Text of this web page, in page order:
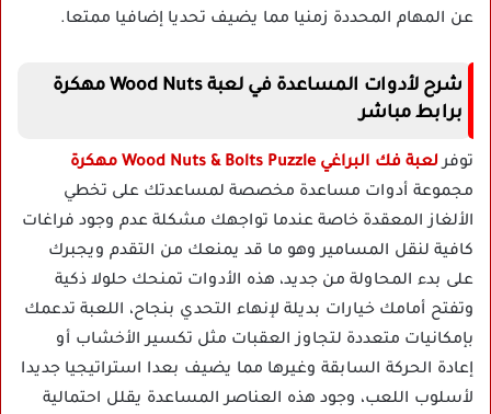
عن المهام المحددة زمنيا مما يضيف تحديا إضافيا ممتعا.
شرح لأدوات المساعدة في لعبة Wood Nuts مهكرة
برابط مباشر
توفرلعبة فك البراغي Wood Nuts & Bolts Puzzle مهكرة
مجموعة أدوات مساعدة مخصصة لمساعدتك على تخطي
الألغاز المعقدة خاصة عندما تواجهك مشكلة عدم وجود فراغات
كافية لنقل المسامير وهو ما قد يمنعك من التقدم ويجبرك
على بدء المحاولة من جديد، هذه الأدوات تمنحك حلولا ذكية
وتفتح أمامك خيارات بديلة لإنهاء التحدي بنجاح، اللعبة تدعمك
بإمكانيات متعددة لتجاوز العقبات مثل تكسير الأخشاب أو
إعادة الحركة السابقة وغيرها مما يضيف بعدا استراتيجيا جديدا
لأسلوب اللعب، وجود هذه العناصر المساعدة يقلل احتمالية